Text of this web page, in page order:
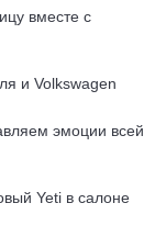
вместе с
и Volkswagen
эмоции всей
Yeti в салоне